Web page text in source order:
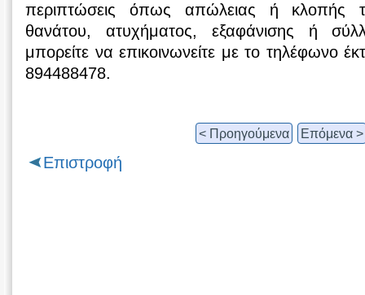
περιπτώσεις όπως απώλειας ή κλοπής
θανάτου, ατυχήματος, εξαφάνισης ή
μπορείτε να επικοινωνείτε με το τηλέφωνο
894488478.
< Προηγούμενα Επόμενα >
Επιστροφή